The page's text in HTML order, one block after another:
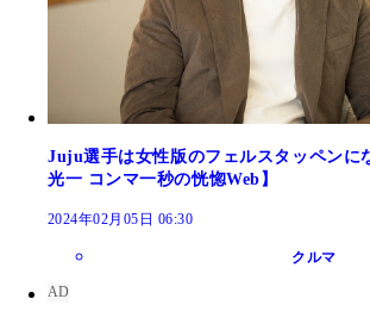
Juju選手は女性版のフェルスタッペンに
光一 コンマ一秒の恍惚Web】
2024年02月05日 06:30
クルマ